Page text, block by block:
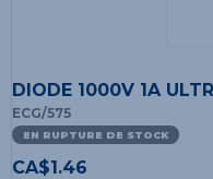
DIODE 1000V 1A
ECG/575
EN RUPTURE DE STOCK
CA$1.46